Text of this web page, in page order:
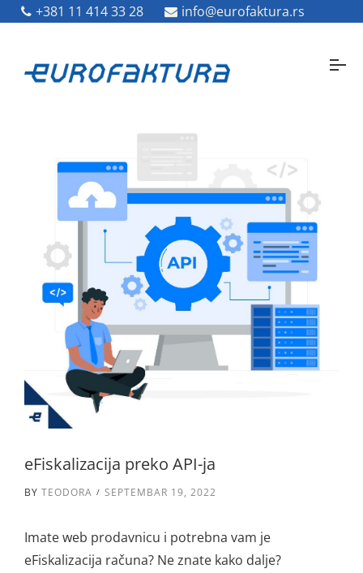
0800 50 12 info.hr@e-racuni.com
+381 11 414 33 28 info@eurofaktura.rs
eFiskalizacija preko API-ja
BY TEODORA SEPTEMBAR 19, 2022
Imate web prodavnicu i potrebna vam je
eFiskalizacija računa? Ne znate kako dalje?